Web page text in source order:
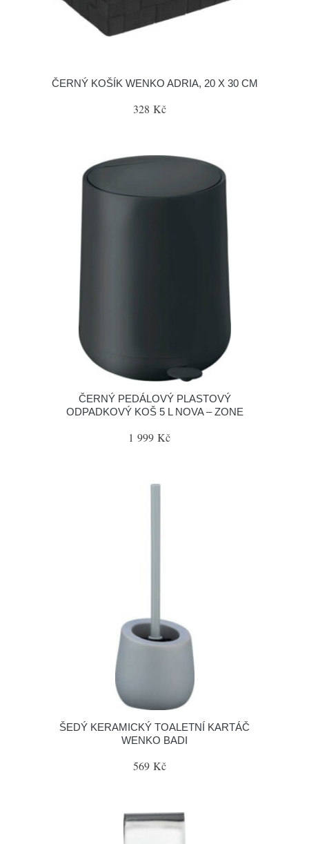
ČERNÝ KOŠÍK WENKO ADRIA, 20 X 30 CM
328 Kč
ČERNÝ PEDÁLOVÝ PLASTOVÝ
ODPADKOVÝ KOŠ 5 L NOVA – ZONE
1 999 Kč
ŠEDÝ KERAMICKÝ TOALETNÍ KARTÁČ
WENKO BADI
569 Kč